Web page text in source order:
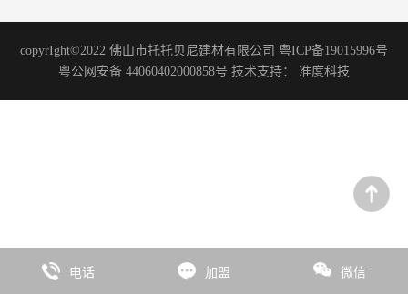
洞石系列
花岗岩系列
板岩系列
石尚系列
copyrIght©2022 佛山市托托贝尼建材有限公司 粤ICP备19015996号
粤公网安备 44060402000858号 技术支持： 准度科技
电话 加盟 微信